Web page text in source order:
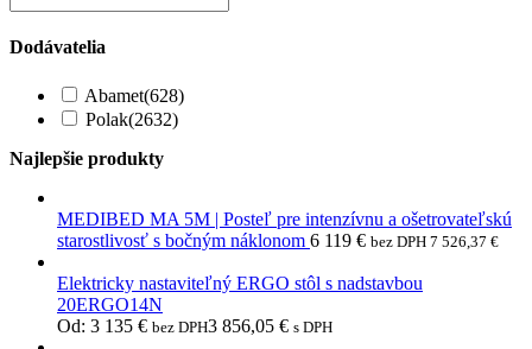
Dodávatelia
Abamet(628)
Polak(2632)
Najlepšie produkty
MEDIBED MA 5M | Posteľ pre intenzívnu a ošetrovateľskú
starostlivosť s bočným náklonom 6 119 € bez DPH 7 526,37 €
Elektricky nastaviteľný ERGO stôl s nadstavbou
20ERGO14N
Od: 3 135 € bez DPH3 856,05 € s DPH